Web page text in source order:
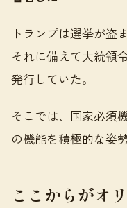
トランプは選挙が盗
それに備えて大統領
発行していた。
そこでは、国家必須
の機能を積極的な姿
ここからがオ